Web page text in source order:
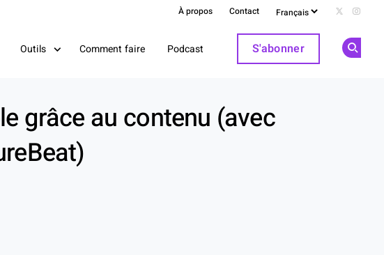
À propos Contact Follow
Outils Comment faire Podcast S'abonner
Share
grâce au contenu (avec
Facebook